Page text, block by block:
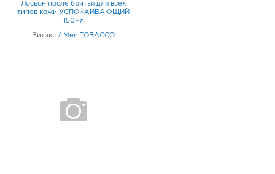
Лосьон после бритья для всех
типов кожи УСПОКАИВАЮЩИЙ
150мл
Витэкс / Men TOBACCO